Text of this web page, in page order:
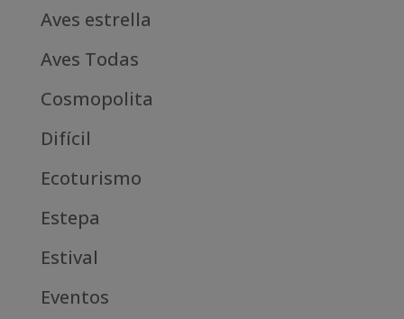
Aves estrella
Aves Todas
Cosmopolita
Difícil
Ecoturismo
Estepa
Estival
Eventos